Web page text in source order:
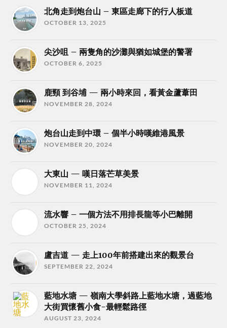
北角走到炮台山 – 東區走廊下的行人板道
OCTOBER 13, 2025
尖沙咀 – 兩隻角的沙灘與猶如城堡的警署
OCTOBER 6, 2025
鹿頸 到谷埔 — 兩小時來回，看黃金蘆葦田
NOVEMBER 28, 2024
炮台山走到中環 – 個半小時嘆維港風景
NOVEMBER 20, 2024
大東山 — 嘆日落芒草美景
NOVEMBER 11, 2024
流水響 – 一個方法不用排長龍等小巴離開
OCTOBER 25, 2024
盧吉道 — 走上100年前搭建出來的觀景台
SEPTEMBER 22, 2024
藍地水塘 — 嶺南大學斜路上藍地水塘，過藍地
大街買懷舊小食-最輕鬆路徑
AUGUST 23, 2024